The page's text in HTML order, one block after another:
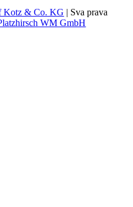
Kotz & Co. KG | Sva prava
WM GmbH